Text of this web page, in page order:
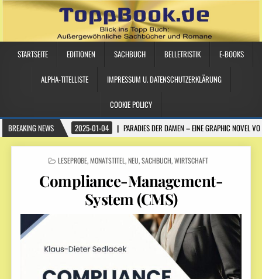
STARTSEITE EDITIONEN SACHBUCH BELLETRISTIK E-BOOKS
ALPHA-TITELLISTE IMPRESSUM U. DATENSCHUTZERKLÄRUNG
COOKIE POLICY
BREAKING NEWS
2025-01-04 PARADIES DER DAMEN – EINE GRAPHIC NOVEL
POSTED IN
LESEPROBE,MONATSTITEL,NEU,SACHBUCH,WIRTSCHAFT
Compliance-Management-
System (CMS)